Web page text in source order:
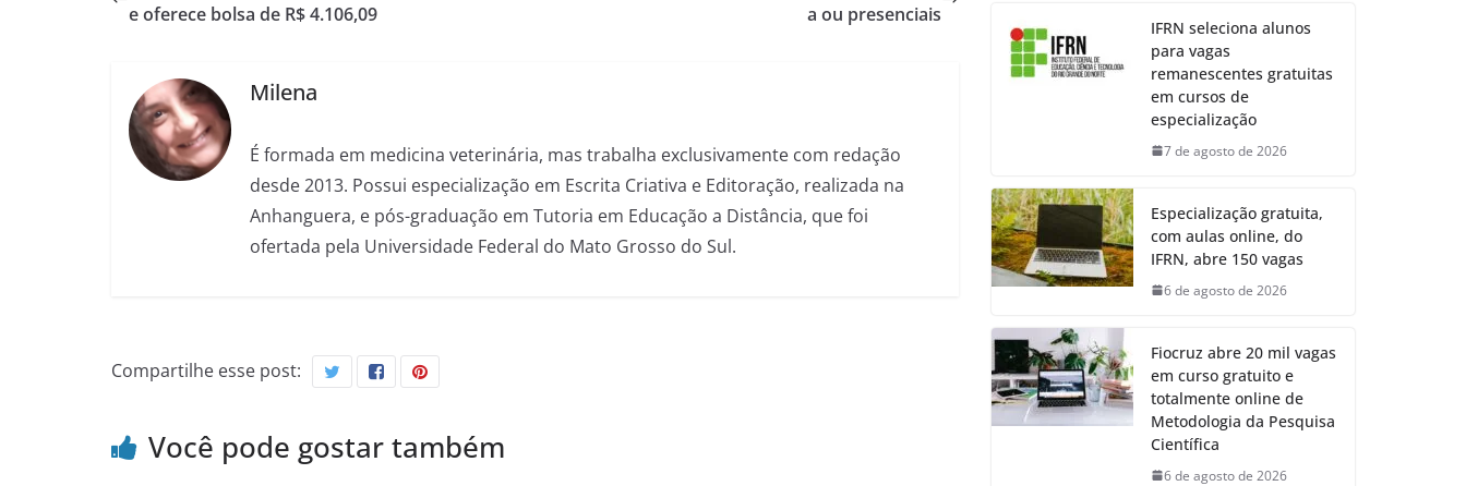
e oferece bolsa de R$ 4.106,09
a ou presenciais
Milena
É formada em medicina veterinária, mas trabalha exclusivamente com redação
desde 2013. Possui especialização em Escrita Criativa e Editoração, realizada na
Anhanguera, e pós-graduação em Tutoria em Educação a Distância, que foi
ofertada pela Universidade Federal do Mato Grosso do Sul.
Compartilhe esse post:
Você pode gostar também
IFRN seleciona alunos
para vagas
remanescentes gratuitas
em cursos de
especialização
7 de agosto de 2026
Especialização gratuita,
com aulas online, do
IFRN, abre 150 vagas
6 de agosto de 2026
Fiocruz abre 20 mil vagas
em curso gratuito e
totalmente online de
Metodologia da Pesquisa
Científica
6 de agosto de 2026